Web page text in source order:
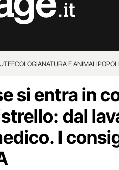
ECOLOGIANATURA E ANIMALI
si entra in
dal
I